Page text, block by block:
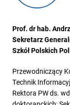
Prof. dr hab.
Sekretarz
Szkół Polskich
Przewodniczący
Technik
Rektora PW ds.